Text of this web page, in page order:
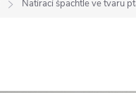
Natírací špachtle ve tvaru